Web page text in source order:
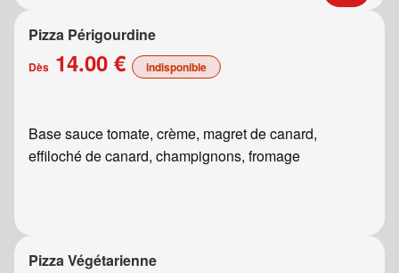
Pizza Périgourdine
Dès 14.00 € indisponible
Base sauce tomate, crème, magret de canard,
effiloché de canard, champignons, fromage
Pizza Végétarienne